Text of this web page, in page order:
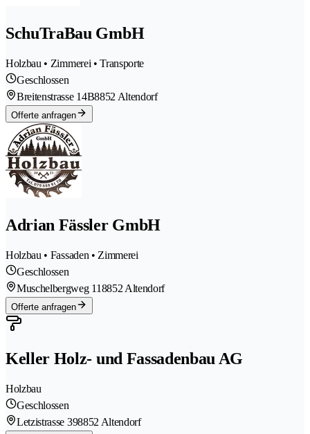
SchuTraBau GmbH
Holzbau • Zimmerei • Transporte
Geschlossen
Breitenstrasse 14B8852 Altendorf
Offerte anfragen
Adrian Fässler GmbH
Holzbau • Fassaden • Zimmerei
Geschlossen
Muschelbergweg 118852 Altendorf
Offerte anfragen
Keller Holz- und Fassadenbau AG
Holzbau
Geschlossen
Letzistrasse 398852 Altendorf